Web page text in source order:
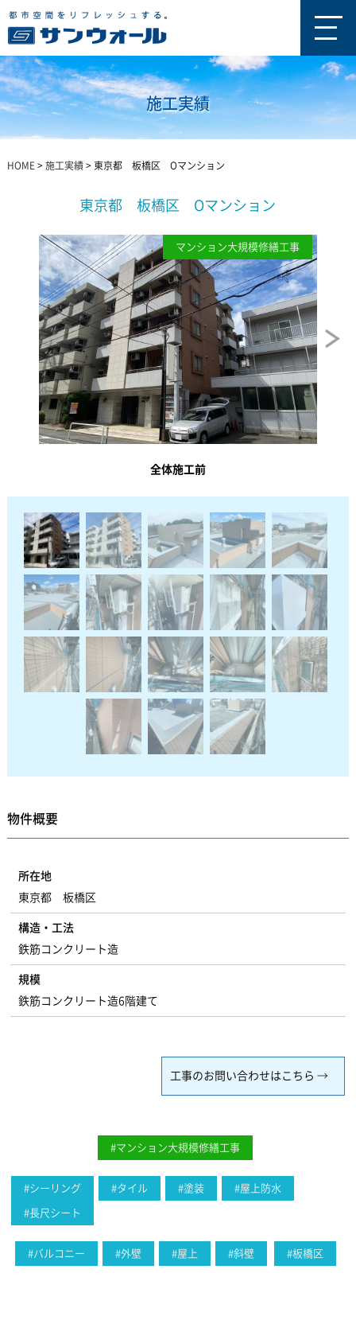
施工実績
HOME> 施工実績> 東京都 板橋区 Oマンション
東京都 板橋区 Oマンション
マンション大規模修繕工事
全体施工前
物件概要
所在地
東京都 板橋区
構造・工法
鉄筋コンクリート造
規模
鉄筋コンクリート造6階建て
工事のお問い合わせはこちら
#マンション大規模修繕工事
#シーリング #タイル #塗装 #屋上防水
#長尺シート
#バルコニー #外壁 #屋上 #斜壁 #板橋区